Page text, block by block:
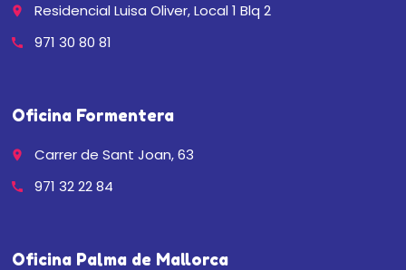
place Residencial Luisa Oliver, Local 1 Blq 2
call 971 30 80 81
Oficina Formentera
place Carrer de Sant Joan, 63
call 971 32 22 84
Oficina Palma de Mallorca